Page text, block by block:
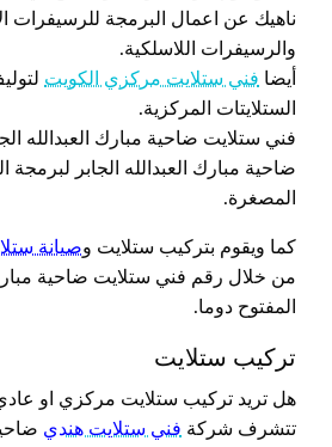
ناهيك عن اعمال البرمجة للرسيفرات
والرسيفرات اللاسلكية.
أيضا فني ستلايت مركزي الكويت
الستلايتات المركزية.
فني ستلايت ضاحية مبارك العبدالله
ضاحية مبارك العبدالله الجابر لبرمجة
المصغرة.
كما ويقوم بتركيب ستلايت وصيانة
من خلال رقم فني ستلايت ضاحية مبارك
المفتوح دوما.
تركيب ستلايت
هل تريد تركيب ستلايت مركزي او
تتشرف شركة فني ستلايت هندي